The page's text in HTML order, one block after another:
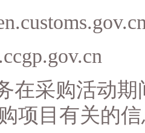
在采购活动
项目有关的